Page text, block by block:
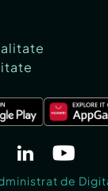
de